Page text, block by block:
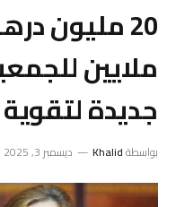
ملايين
جديدة
بواسطةKhalid ديسمبر 3, 2025